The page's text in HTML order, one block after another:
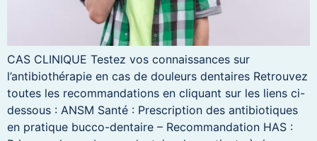
CAS CLINIQUE Testez vos connaissances sur
l’antibiothérapie en cas de douleurs dentaires Retrouvez
toutes les recommandations en cliquant sur les liens ci-
dessous : ANSM Santé : Prescription des antibiotiques
en pratique bucco-dentaire – Recommandation HAS :